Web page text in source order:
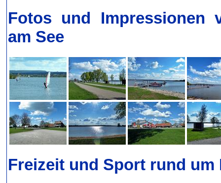
Fotos und Impressionen
am See
Freizeit und Sport rund um